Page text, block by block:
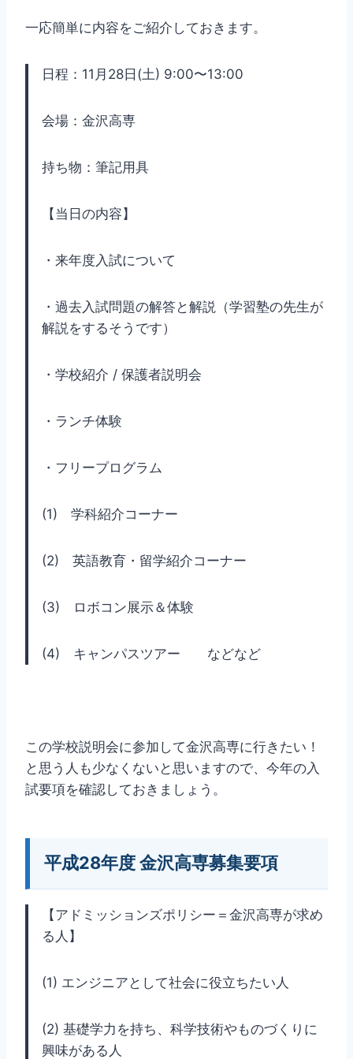
一応簡単に内容をご紹介しておきます。
日程：11月28日(土) 9:00〜13:00
会場：金沢高専
持ち物：筆記用具
【当日の内容】
・来年度入試について
・過去入試問題の解答と解説（学習塾の先生が
解説をするそうです）
・学校紹介 / 保護者説明会
・ランチ体験
・フリープログラム
(1) 学科紹介コーナー
(2) 英語教育・留学紹介コーナー
(3) ロボコン展示＆体験
(4) キャンパスツアー などなど
この学校説明会に参加して金沢高専に行きたい！
と思う人も少なくないと思いますので、今年の入
試要項を確認しておきましょう。
平成28年度 金沢高専募集要項
【アドミッションズポリシー＝金沢高専が求め
る人】
(1) エンジニアとして社会に役立ちたい人
(2) 基礎学力を持ち、科学技術やものづくりに
興味がある人